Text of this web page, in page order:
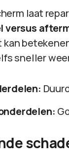
laat
versus
sneller